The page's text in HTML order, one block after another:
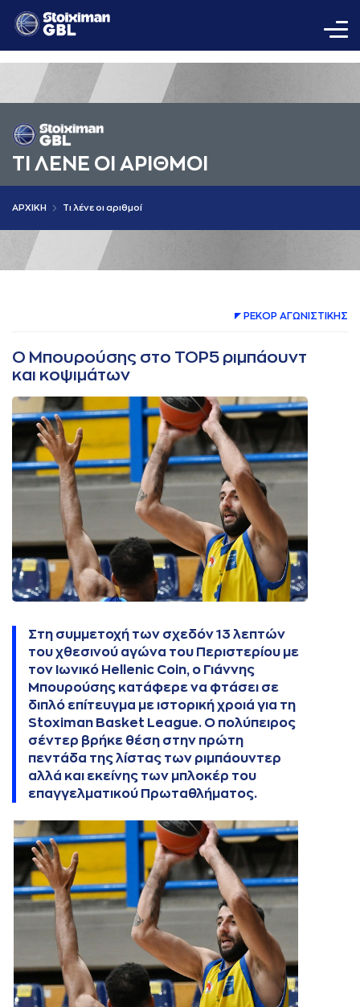
ΤΙ ΛΕΝΕ ΟΙ AΡΙΘΜΟΙ
AΡΧΙΚΗ Τι λένε οι αριθμοί
ΡΕΚΟΡ AΓΩΝΙΣΤΙΚΗΣ
Ο Μπουρούσης στο ΤΟΡ5 ριμπάουντ
και κοψιμάτων
Στη συμμετοχή των σχεδόν 13 λεπτών
του χθεσινού αγώνα του Περιστερίου με
τον Ιωνικό Hellenic Coin, ο Γιάννης
Μπουρούσης κατάφερε να φτάσει σε
διπλό επίτευγμα με ιστορική χροιά για τη
Stoximan Basket League. Ο πολύπειρος
σέντερ βρήκε θέση στην πρώτη
πεντάδα της λίστας των ριμπάουντερ
αλλά και εκείνης των μπλοκέρ του
επαγγελματικού Πρωταθλήματος.